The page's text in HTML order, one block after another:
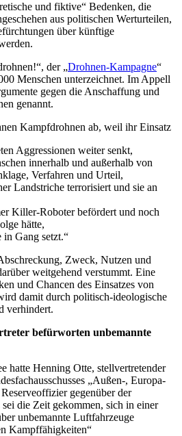
und fiktive“ Bedenken, die
aus politischen Werturteilen,
über künftige
der „Drohnen-Kampagne“
Menschen unterzeichnet. Im Appell
gegen die Anschaffung und
genannt.
Kampfdrohnen ab, weil ihr Einsatz
Aggressionen weiter senkt,
innerhalb und außerhalb von
Verfahren und Urteil,
Landstriche terrorisiert und sie an
Killer-Roboter befördert und noch
hätte,
in Gang setzt.“
Zweck, Nutzen und
weitgehend verstummt. Eine
und Chancen des Einsatzes von
damit durch politisch-ideologische
verhindert.
befürworten unbemannte
hatte Henning Otte, stellvertretender
„Außen-, Europa-
gegenüber der
die Zeit gekommen, sich in einer
unbemannte Luftfahrzeuge
Kampffähigkeiten“